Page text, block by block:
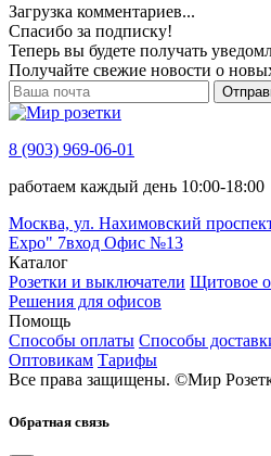
Загрузка комментариев...
Спасибо за подписку!
Теперь вы будете получать
Получайте свежие новости о
8 (903) 969-06-01
работаем каждый день 10:00-18:00
Москва, ул. Нахимовский
Expo" 7вход Офис №13
Каталог
Розетки и выключатели Щитовое
Решения для офисов
Помощь
Способы оплаты Способы
Оптовикам Тарифы
Все права защищены. ©Мир
Обратная связь